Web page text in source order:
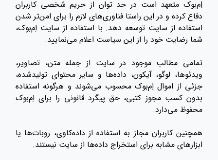
اِم‌بوک متعهد است در حد توان از حریم شخصی کاربران
دفاع کرده و در این راستا فناوری‌های لازم را برای امن‌تر شدن
استفاده از سایت توسعه دهد. با استفاده از سایت اِم‌بوک،
شما رضایت خود را از این سیاست اعلام می‌نمایید.
تمامی مطالب موجود در سایت از جمله متن، تصاویر،
ویدئوها، لوگو، آیکون، داده‌ها و سایر محتوای تولیدشده،
جزئی از اموال اِم‌بوک محسوب می‌شوند و هرگونه استفاده
بدون کسب مجوز کتبی، حق پیگرد قانونی را برای اِم‌بوک
محفوظ می‌دارد.
همچنین کاربران مجاز به استفاده از داده‌کاوی، روبات‌ها یا
ابزارهای مشابه برای استخراج داده‌ها از سایت نیستند.